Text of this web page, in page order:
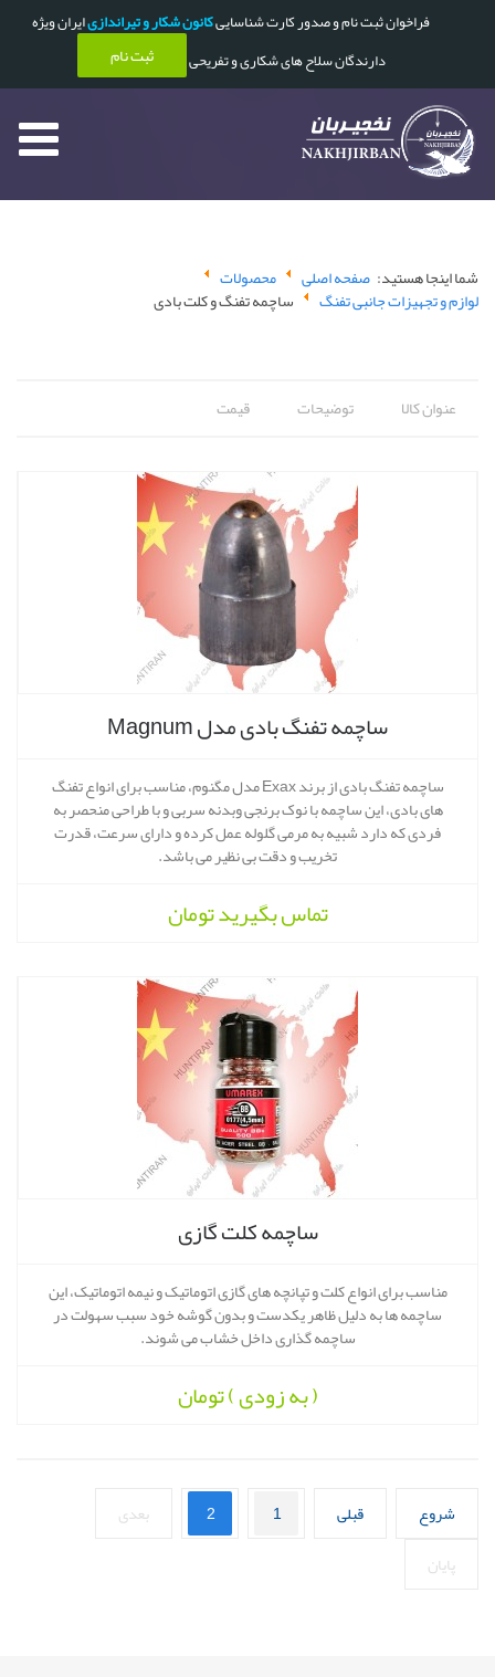
فراخوان ثبت نام و صدور کارت شناساییکانون شکار و تیراندازیایران ویژه
دارندگان سلاح های شکاری و تفریحی
ثبت نام
شما اینجا هستید: صفحه اصلی محصولات
لوازم و تجهیزات جانبی تفنگ ساچمه تفنگ و کلت بادی
عنوان کالا توضیحات قیمت
ساچمه تفنگ بادی مدل Magnum
ساچمه تفنگ بادی از برند Exax مدل مگنوم، مناسب برای انواع تفنگ
های بادی، این ساچمه با نوک برنجی وبدنه سربی و با طراحی منحصر به
فردی که دارد شبیه به مرمی گلوله عمل کرده و دارای سرعت، قدرت
تخریب و دقت بی نظیر می باشد.
تماس بگیریدتومان
ساچمه کلت گازی
مناسب برای انواع کلت و تپانچه های گازی اتوماتیک و نیمه اتوماتیک، این
ساچمه ها به دلیل ظاهر یکدست و بدون گوشه خود سبب سهولت در
ساچمه گذاری داخل خشاب می شوند.
( به زودی )تومان
شروع قبلی 1
2
بعدی
پایان